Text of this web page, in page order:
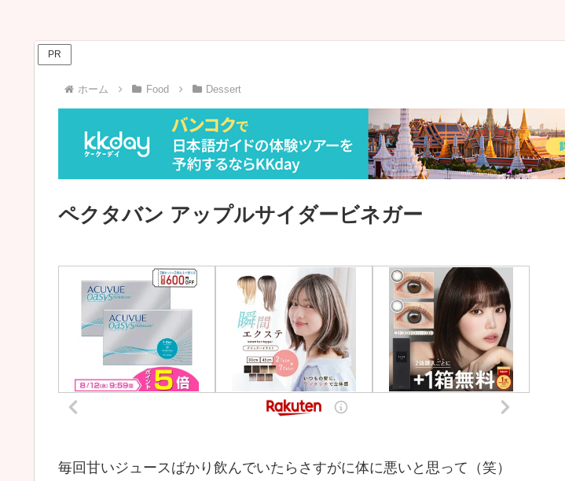
PR
ホーム Food Dessert
ペクタバン アップルサイダービネガー
毎回甘いジュースばかり飲んでいたらさすがに体に悪いと思って（笑）